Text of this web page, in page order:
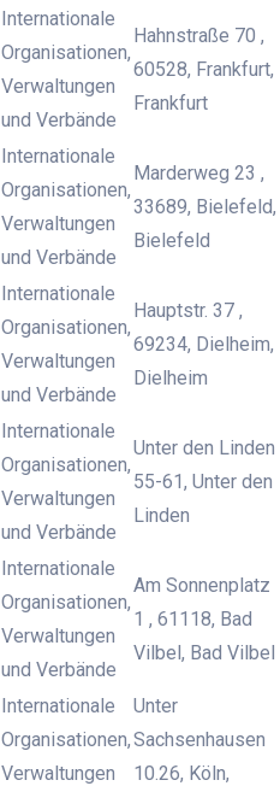
Internationale
Organisationen,
Verwaltungen
und Verbände
Hahnstraße 70 ,
60528, Frankfurt,
Frankfurt
Internationale
Organisationen,
Verwaltungen
und Verbände
Marderweg 23 ,
33689, Bielefeld,
Bielefeld
Internationale
Organisationen,
Verwaltungen
und Verbände
Hauptstr. 37 ,
69234, Dielheim,
Dielheim
Internationale
Organisationen,
Verwaltungen
und Verbände
Unter den Linden
55-61, Unter den
Linden
Internationale
Organisationen,
Verwaltungen
und Verbände
Am Sonnenplatz
1 , 61118, Bad
Vilbel, Bad Vilbel
Internationale
Organisationen,
Verwaltungen
Unter
Sachsenhausen
10.26, Köln,